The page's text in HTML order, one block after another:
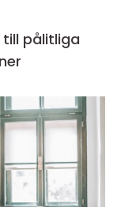
till pålitliga